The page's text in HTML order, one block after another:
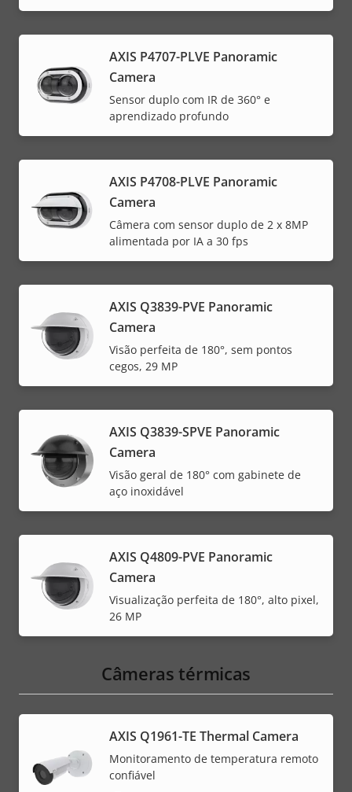
AXIS P4707-PLVE Panoramic
Camera
Sensor duplo com IR de 360° e
aprendizado profundo
AXIS P4708-PLVE Panoramic
Camera
Câmera com sensor duplo de 2 x 8MP
alimentada por IA a 30 fps
AXIS Q3839-PVE Panoramic
Camera
Visão perfeita de 180°, sem pontos
cegos, 29 MP
AXIS Q3839-SPVE Panoramic
Camera
Visão geral de 180° com gabinete de
aço inoxidável
AXIS Q4809-PVE Panoramic
Camera
Visualização perfeita de 180°, alto pixel,
26 MP
Câmeras térmicas
AXIS Q1961-TE Thermal Camera
Monitoramento de temperatura remoto
confiável